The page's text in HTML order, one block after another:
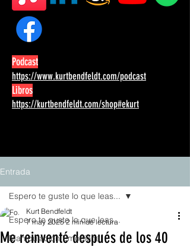
Podcast
https://www.kurtbendfeldt.com/podcast
Libros
https://kurtbendfeldt.com/shop#ekurt
Entrada
Espero te guste lo que leas...
Manipulación Emocional
Espero te guste lo que leas...
Me reinventé después de los 40
Kurt Bendfeldt
7 may 2025 2 min de lectura